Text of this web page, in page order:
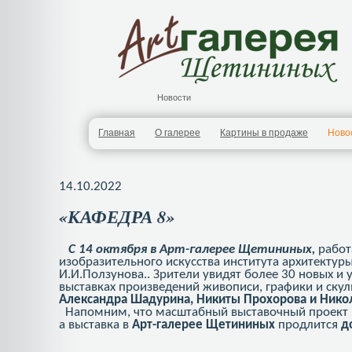
Новости
Главная О галерее Картины в продаже
14.10.2022
«КАФЕДРА 8»
С 14 октября в Арт-галерее Щетининых,
изобразительного искусства института
И.И.Ползунова.. Зрители увидят более 30 новых
выставках произведений живописи, графики и
Александра Шадурина, Никиты Прохорова и
Напомним, что масштабный выставочный проект
а выставка в Арт-галерее Щетининых продлится